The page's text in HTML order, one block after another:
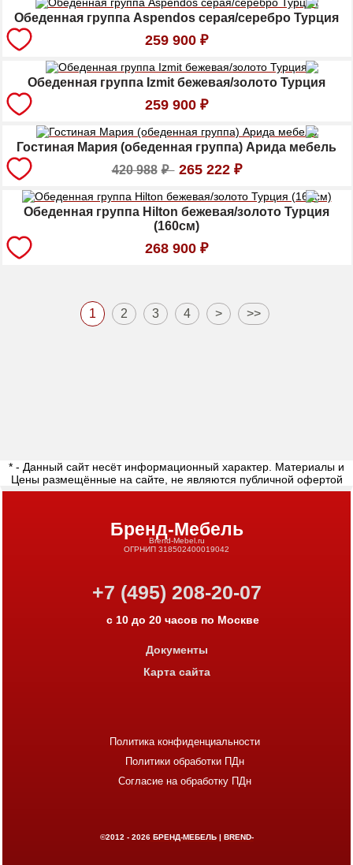
Обеденная группа Aspendos серая/серебро Турция
259 900 ₽
Обеденная группа Izmit бежевая/золото Турция
259 900 ₽
Гостиная Мария (обеденная группа) Арида мебель
420 988 ₽ 265 222 ₽
Обеденная группа Hilton бежевая/золото Турция
(160см)
268 900 ₽
1 2 3 4 > >>
* - Данный сайт несёт информационный характер. Материалы и
Цены размещённые на сайте, не являются публичной офертой
Бренд-Мебель
Brend-Mebel.ru
ОГРНИП 318502400019042
Политика конфиденциальности
Политики обработки ПДн
Согласие на обработку ПДн
©2012 - 2026БРЕНД-МЕБЕЛЬ | BREND-
+7 (495) 208-20-07
с 10 до 20 часов по Москве
Документы
Карта сайта